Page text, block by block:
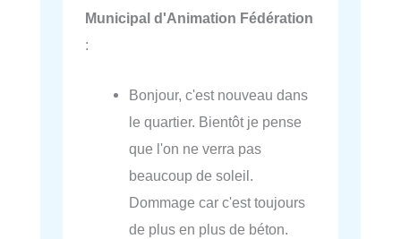
Municipal d'Animation Fédération
:
Bonjour, c'est nouveau dans
le quartier. Bientôt je pense
que l'on ne verra pas
beaucoup de soleil.
Dommage car c'est toujours
de plus en plus de béton.